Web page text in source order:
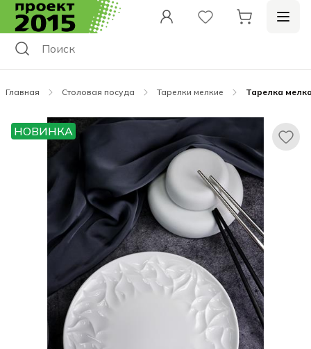
Главная Столовая посуда Тарелки мелкие Тарелка
НОВИНКА